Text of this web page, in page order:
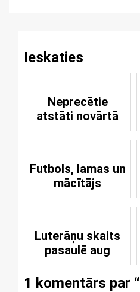
Ieskaties
Neprecētie
atstāti novārtā
Futbols, lamas un
mācītājs
Luterāņu skaits
pasaulē aug
1 komentārs par “